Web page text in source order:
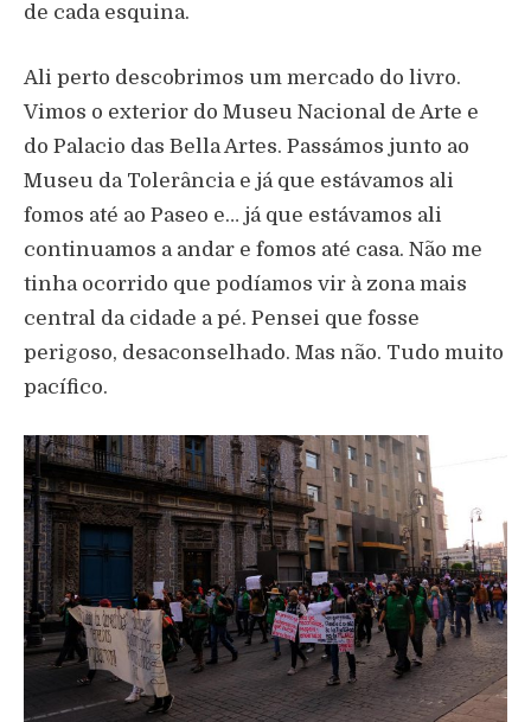
de cada esquina.
Ali perto descobrimos um mercado do livro.
Vimos o exterior do Museu Nacional de Arte e
do Palacio das Bella Artes. Passámos junto ao
Museu da Tolerância e já que estávamos ali
fomos até ao Paseo e… já que estávamos ali
continuamos a andar e fomos até casa. Não me
tinha ocorrido que podíamos vir à zona mais
central da cidade a pé. Pensei que fosse
perigoso, desaconselhado. Mas não. Tudo muito
pacífico.